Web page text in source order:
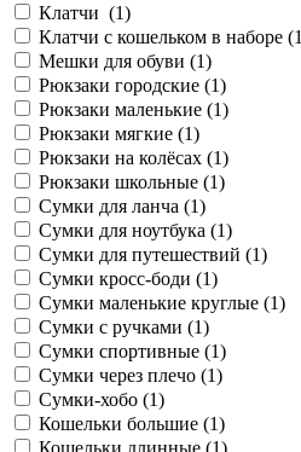
Клатчи (1)
Клатчи с кошельком в наборе (1
Мешки для обуви (1)
Рюкзаки городские (1)
Рюкзаки маленькие (1)
Рюкзаки мягкие (1)
Рюкзаки на колёсах (1)
Рюкзаки школьные (1)
Сумки для ланча (1)
Сумки для ноутбука (1)
Сумки для путешествий (1)
Сумки кросс-боди (1)
Сумки маленькие круглые (1)
Сумки с ручками (1)
Сумки спортивные (1)
Сумки через плечо (1)
Сумки-хобо (1)
Кошельки большие (1)
Кошельки длинные (1)